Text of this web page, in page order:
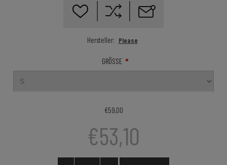
Hersteller: Please
GRÖSSE *
€59,00
€53,10